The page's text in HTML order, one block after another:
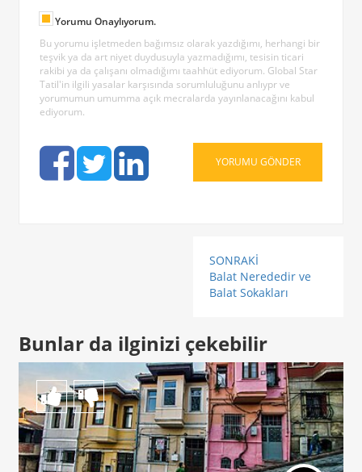
Yorumu Onaylıyorum.
Bu yorumu işletmeden bağımsız olarak yazdığımı, herhangi bir
teşvik ya da art niyet duydusuyla yazmadığımı, tesisin ticari
rakibi ya da çalışanı olmadığımı taahhüt ediyorum. Global Star
Tatil'in ilgili yasalar karşısında sorumluluğunu anlıypr ve
yorumumun umumma açık mecralarda yayınlanacağını kabul
ediyorum.
SONRAKİ
Balat Nerededir ve
Balat Sokakları
Bunlar da ilginizi çekebilir